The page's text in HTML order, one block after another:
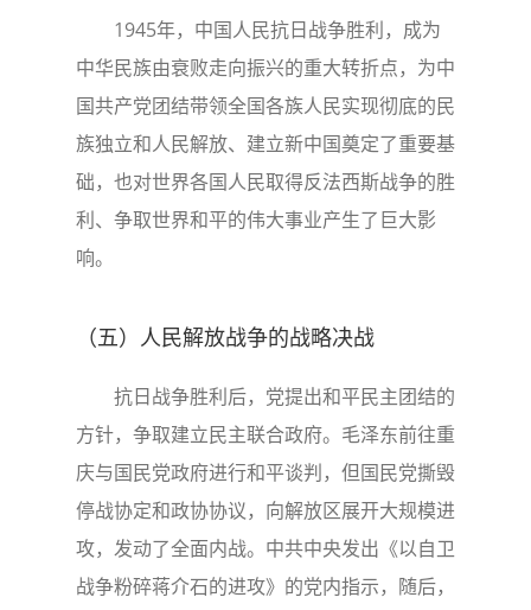
1945年，中国人民抗日战争胜利，成为
中华民族由衰败走向振兴的重大转折点，为中
国共产党团结带领全国各族人民实现彻底的民
族独立和人民解放、建立新中国奠定了重要基
础，也对世界各国人民取得反法西斯战争的胜
利、争取世界和平的伟大事业产生了巨大影
响。
（五）人民解放战争的战略决战
抗日战争胜利后，党提出和平民主团结的
方针，争取建立民主联合政府。毛泽东前往重
庆与国民党政府进行和平谈判，但国民党撕毁
停战协定和政协协议，向解放区展开大规模进
攻，发动了全面内战。中共中央发出《以自卫
战争粉碎蒋介石的进攻》的党内指示，随后，